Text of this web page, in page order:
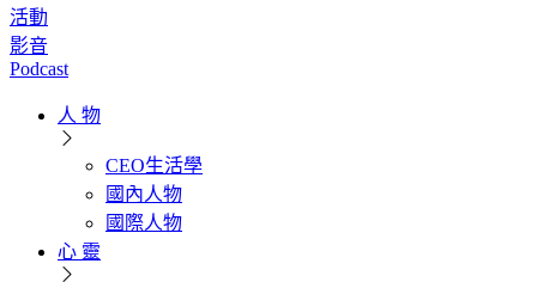
活動
影音
Podcast
人 物
CEO生活學
國內人物
國際人物
心 靈